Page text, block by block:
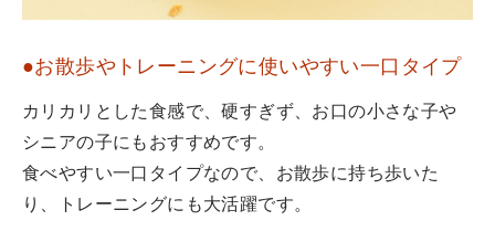
●お散歩やトレーニングに使いやすい一口タイプ
カリカリとした食感で、硬すぎず、お口の小さな子や
シニアの子にもおすすめです。
食べやすい一口タイプなので、お散歩に持ち歩いた
り、トレーニングにも大活躍です。